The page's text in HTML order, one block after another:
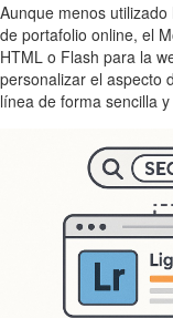
Aunque menos
de portafolio online, el
HTML o Flash para la
personalizar el aspecto
línea de forma sencilla